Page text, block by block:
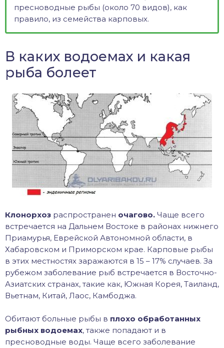
пресноводные рыбы (около 70 видов), как
правило, из семейства карповых.
В каких водоемах и какая
рыба болеет
Клонорхоз распространен очагово. Чаще всего
встречается на Дальнем Востоке в районах нижнего
Приамурья, Еврейской Автономной области, в
Хабаровском и Приморском крае. Карповые рыбы
в этих местностях заражаются в 15 – 17% случаев. За
рубежом заболевание рыб встречается в Восточно-
Азиатских странах, такие как, Южная Корея, Таиланд,
Вьетнам, Китай, Лаос, Камбоджа.
Обитают больные рыбы в плохо обработанных
рыбных водоемах, также попадают и в
пресноводные воды. Чаще всего заболевание